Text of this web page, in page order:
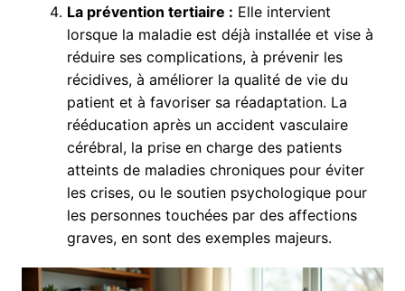
La prévention tertiaire : Elle intervient
lorsque la maladie est déjà installée et vise à
réduire ses complications, à prévenir les
récidives, à améliorer la qualité de vie du
patient et à favoriser sa réadaptation. La
rééducation après un accident vasculaire
cérébral, la prise en charge des patients
atteints de maladies chroniques pour éviter
les crises, ou le soutien psychologique pour
les personnes touchées par des affections
graves, en sont des exemples majeurs.